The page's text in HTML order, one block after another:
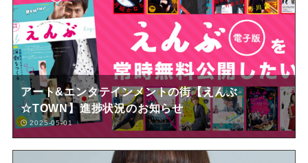
アート&エンタテインメントの街【えんぶ
☆TOWN】進捗状況のお知らせ
2025-05-01